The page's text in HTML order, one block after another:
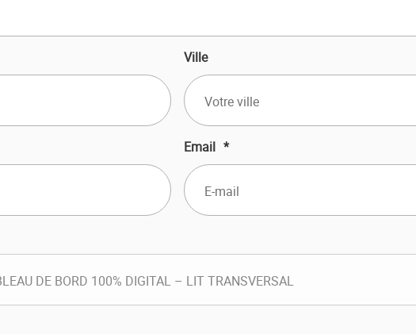
Ville
Email *